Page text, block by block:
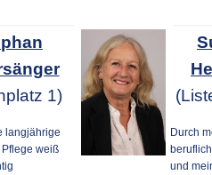
1)
langjährige
weiß
Durch
und